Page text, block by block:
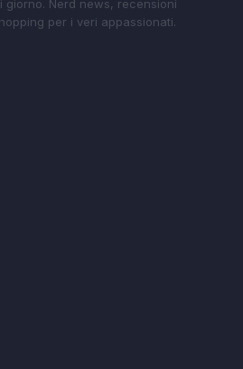
giorno. Nerd news, recensioni
per i veri appassionati.